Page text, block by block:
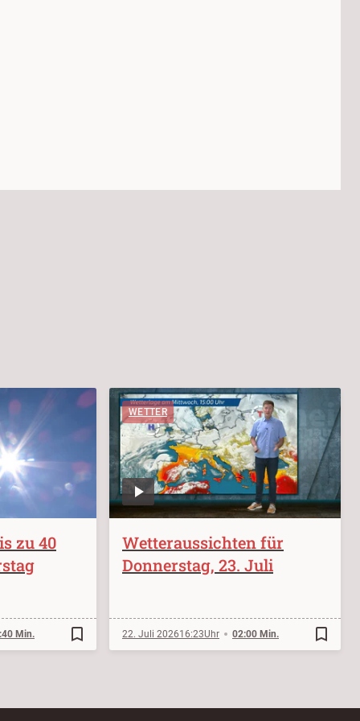
zu 40
Min. bookmark_border
WETTER
Wetteraussichten für
Donnerstag, 23. Juli
22. Juli 202616:23 02:00 Min. bookmark_border